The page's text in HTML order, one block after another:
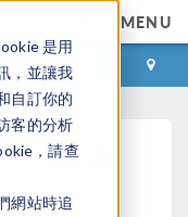
是用
，並讓我
自訂你的
客的分析
，請查
網站時追
MENU
咨询与购买
® 6.0 发